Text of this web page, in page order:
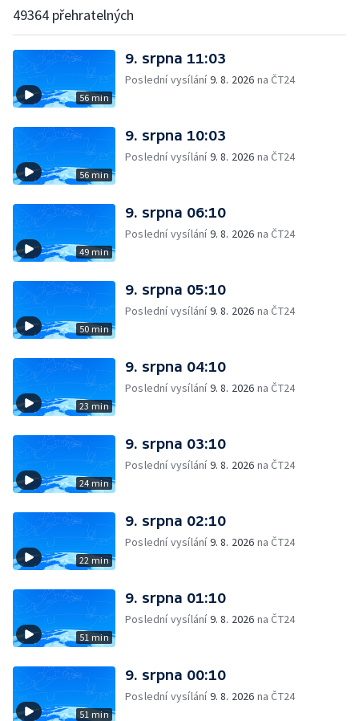
49364 přehratelných
56 min
9. srpna 11:03
Poslední vysílání9. 8. 2026 na ČT24
56 min
9. srpna 10:03
Poslední vysílání9. 8. 2026 na ČT24
49 min
9. srpna 06:10
Poslední vysílání9. 8. 2026 na ČT24
50 min
9. srpna 05:10
Poslední vysílání9. 8. 2026 na ČT24
23 min
9. srpna 04:10
Poslední vysílání9. 8. 2026 na ČT24
24 min
9. srpna 03:10
Poslední vysílání9. 8. 2026 na ČT24
22 min
9. srpna 02:10
Poslední vysílání9. 8. 2026 na ČT24
51 min
9. srpna 01:10
Poslední vysílání9. 8. 2026 na ČT24
51 min
9. srpna 00:10
Poslední vysílání9. 8. 2026 na ČT24